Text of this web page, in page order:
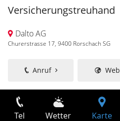
Versicherungstreuhand
Dalto AG
Churerstrasse 17, 9400 Rorschach SG
Anruf Web
Tel Wetter Karte